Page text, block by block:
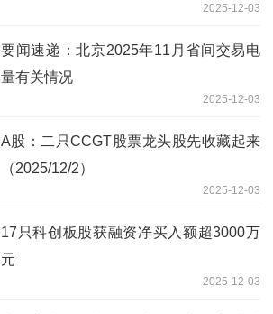
2025-12-03
要闻速递：北京2025年11月省间交易电
量有关情况
2025-12-03
A股：二只CCGT股票龙头股先收藏起来
（2025/12/2）
2025-12-03
17只科创板股获融资净买入额超3000万
元
2025-12-03